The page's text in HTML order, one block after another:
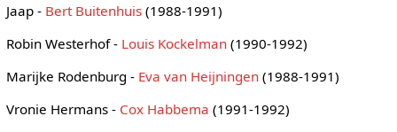
Jaap - Bert Buitenhuis(1988-1991)
Robin Westerhof - Louis Kockelman(1990-1992)
Marijke Rodenburg - Eva van Heijningen(1988-1991)
Vronie Hermans - Cox Habbema (1991-1992)